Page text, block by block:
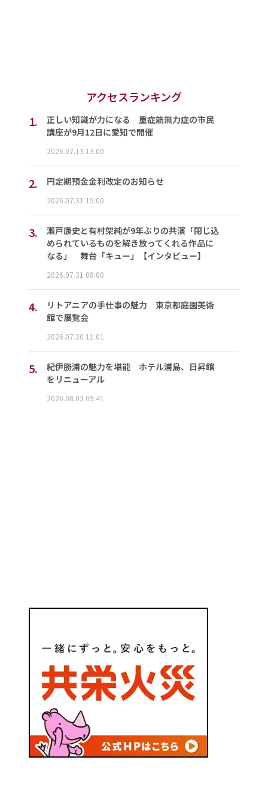
アクセスランキング
1.
正しい知識が力になる 重症筋無力症の市民
講座が9月12日に愛知で開催
2026.07.13 13:00
2. 円定期預金金利改定のお知らせ
2026.07.31 15:00
3.
瀬戸康史と有村架純が9年ぶりの共演「閉じ込
められているものを解き放ってくれる作品に
なる」 舞台「キュー」【インタビュー】
2026.07.31 08:00
4.
リトアニアの手仕事の魅力 東京都庭園美術
館で展覧会
2026.07.30 11:01
5.
紀伊勝浦の魅力を堪能 ホテル浦島、日昇館
をリニューアル
2026.08.03 09:41